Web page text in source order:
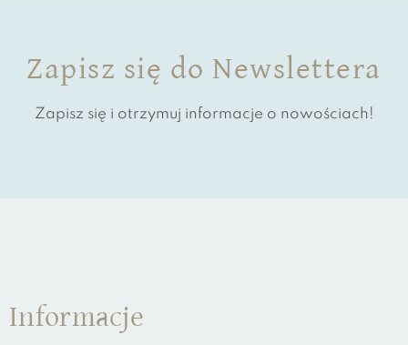
Zapisz się do Newslettera
Zapisz się i otrzymuj informacje o nowościach!
Informacje